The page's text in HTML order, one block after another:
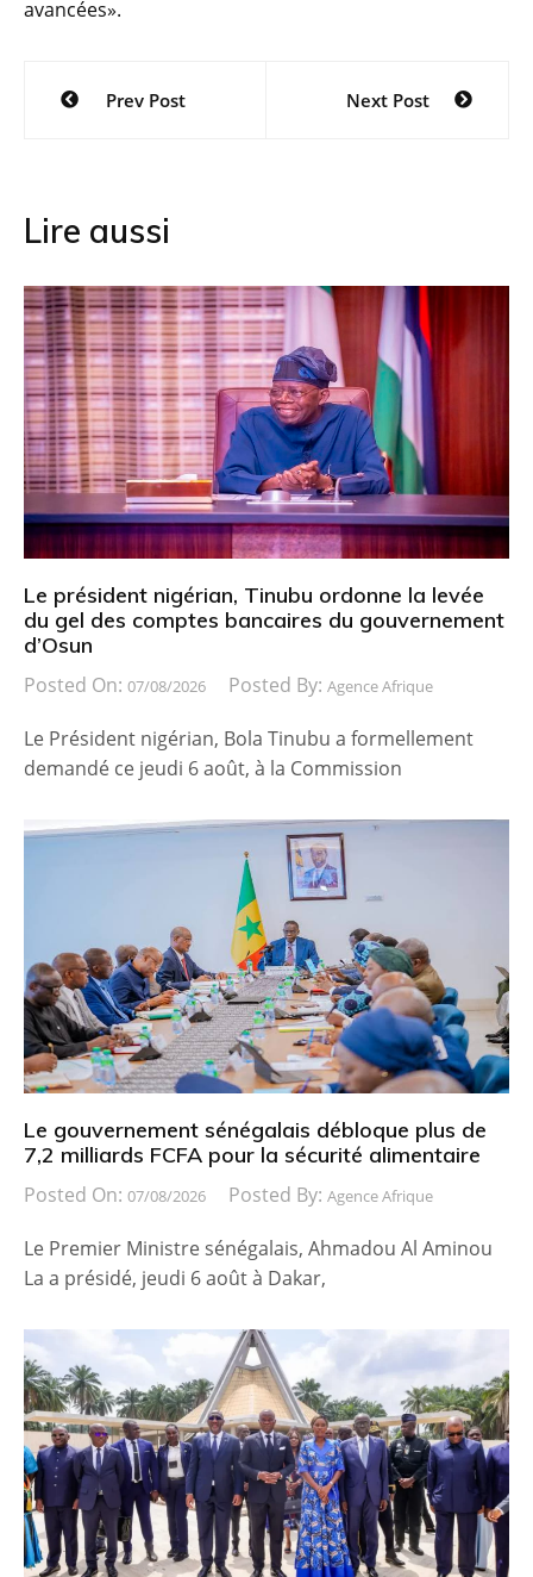
avancées».
Navigation
Prev Post Next Post
Lire aussi
Le président nigérian, Tinubu ordonne la levée
du gel des comptes bancaires du gouvernement
d’Osun
Posted On: 07/08/2026 Posted By: Agence Afrique
Le Président nigérian, Bola Tinubu a formellement
demandé ce jeudi 6 août, à la Commission
Le gouvernement sénégalais débloque plus de
7,2 milliards FCFA pour la sécurité alimentaire
Posted On: 07/08/2026 Posted By: Agence Afrique
Le Premier Ministre sénégalais, Ahmadou Al Aminou
La a présidé, jeudi 6 août à Dakar,